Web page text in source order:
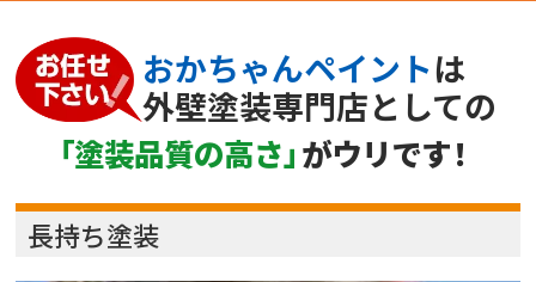
おかちゃんペイントは
外壁塗装専門店としての
「塗装品質の高さ」がウリです！
長持ち塗装